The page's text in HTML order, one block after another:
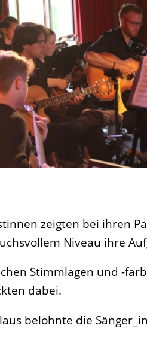
zeigten bei ihren
Niveau ihre
Stimmlagen und -
dabei.
belohnte die